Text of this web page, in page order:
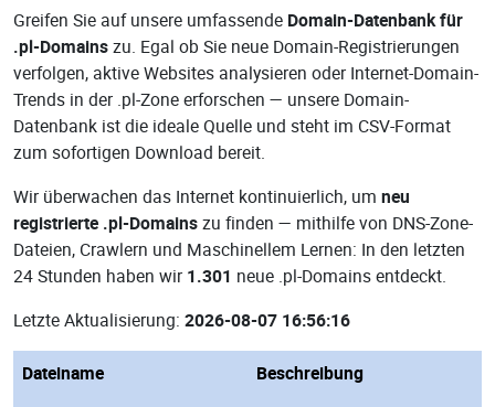
Greifen Sie auf unsere umfassende Domain-Datenbank für
.pl-Domainszu. Egal ob Sie neue Domain-Registrierungen
verfolgen, aktive Websites analysieren oder Internet-Domain-
Trends in der .pl-Zone erforschen — unsere Domain-
Datenbank ist die ideale Quelle und steht im CSV-Format
zum sofortigen Download bereit.
Wir überwachen das Internet kontinuierlich, um neu
registrierte .pl-Domainszu finden — mithilfe von DNS-Zone-
Dateien, Crawlern und Maschinellem Lernen: In den letzten
24 Stunden haben wir 1.301 neue .pl-Domains entdeckt.
Letzte Aktualisierung: 2026-08-07 16:56:16
Dateiname Beschreibung